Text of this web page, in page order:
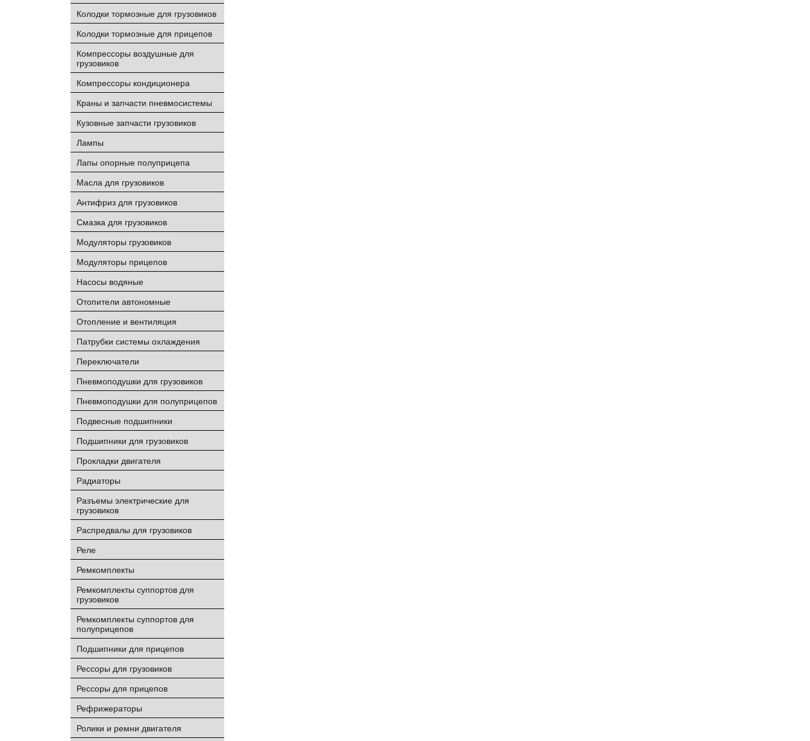
Колодки тормозные для грузовиков
Колодки тормозные для прицепов
Компрессоры воздушные для
грузовиков
Компрессоры кондиционера
Краны и запчасти пневмосистемы
Кузовные запчасти грузовиков
Лампы
Лапы опорные полуприцепа
Масла для грузовиков
Антифриз для грузовиков
Смазка для грузовиков
Модуляторы грузовиков
Модуляторы прицепов
Насосы водяные
Отопители автономные
Отопление и вентиляция
Патрубки системы охлаждения
Переключатели
Пневмоподушки для грузовиков
Пневмоподушки для полуприцепов
Подвесные подшипники
Подшипники для грузовиков
Прокладки двигателя
Радиаторы
Разъемы электрические для
грузовиков
Распредвалы для грузовиков
Реле
Ремкомплекты
Ремкомплекты суппортов для
грузовиков
Ремкомплекты суппортов для
полуприцепов
Подшипники для прицепов
Рессоры для грузовиков
Рессоры для прицепов
Рефрижераторы
Ролики и ремни двигателя